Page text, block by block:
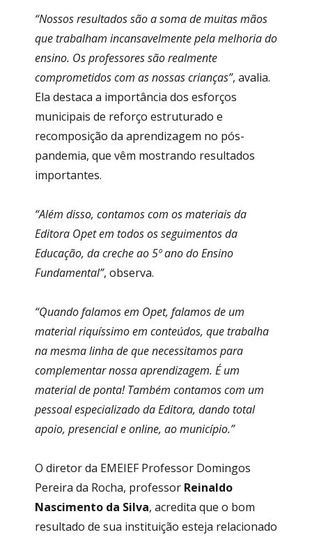
“Nossos resultados são a soma de muitas mãos
que trabalham incansavelmente pela melhoria do
ensino. Os professores são realmente
comprometidos com as nossas crianças”, avalia.
Ela destaca a importância dos esforços
municipais de reforço estruturado e
recomposição da aprendizagem no pós-
pandemia, que vêm mostrando resultados
importantes.
“Além disso, contamos com os materiais da
Editora Opet em todos os seguimentos da
Educação, da creche ao 5º ano do Ensino
Fundamental”, observa.
“Quando falamos em Opet, falamos de um
material riquíssimo em conteúdos, que trabalha
na mesma linha de que necessitamos para
complementar nossa aprendizagem. É um
material de ponta! Também contamos com um
pessoal especializado da Editora, dando total
apoio, presencial e online, ao município.”
O diretor da EMEIEF Professor Domingos
Pereira da Rocha, professor Reinaldo
Nascimento da Silva, acredita que o bom
resultado de sua instituição esteja relacionado